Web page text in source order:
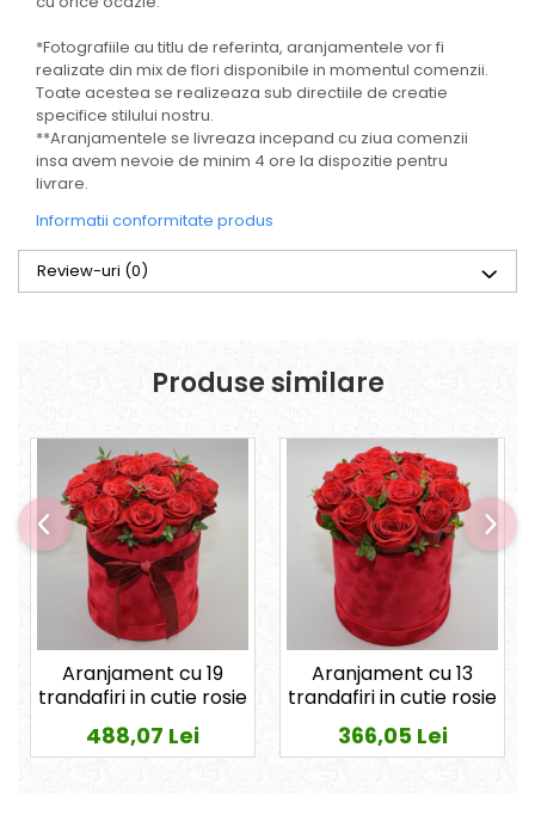
*Fotografiile au titlu de referinta, aranjamentele vor fi
realizate din mix de flori disponibile in momentul comenzii.
Toate acestea se realizeaza sub directiile de creatie
specifice stilului nostru.
**Aranjamentele se livreaza incepand cu ziua comenzii
insa avem nevoie de minim 4 ore la dispozitie pentru
livrare.
Informatii conformitate produs
Review-uri (0)
Produse similare
Aranjament cu 19
trandafiri in cutie rosie
488,07 Lei
Aranjament cu 13
trandafiri in cutie rosie
366,05 Lei